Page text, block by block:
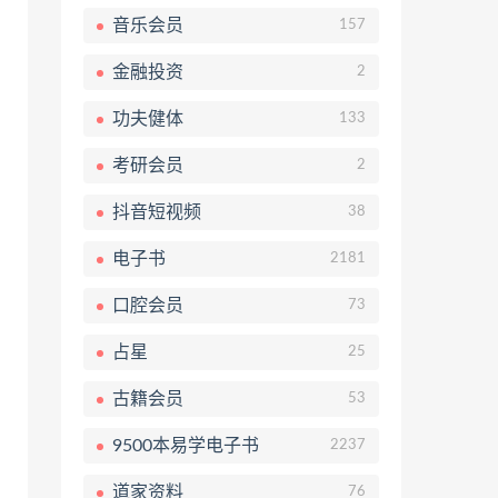
音乐会员 157
金融投资 2
功夫健体 133
考研会员 2
抖音短视频 38
电子书 2181
口腔会员 73
占星 25
古籍会员 53
9500本易学电子书 2237
道家资料 76